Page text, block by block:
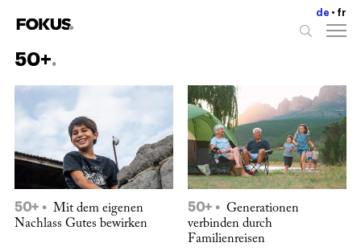
de fr
50+
50+
Mit dem eigenen
Nachlass Gutes bewirken
50+
Generationen
verbinden durch
Familienreisen